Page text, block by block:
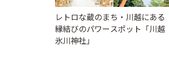
レトロな蔵のまち・川越にある
縁結びのパワースポット「川越
氷川神社」